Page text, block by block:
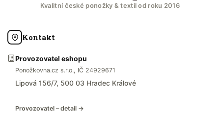
Kvalitní české ponožky & textil od roku 2016
Kontakt
Provozovatel eshopu
Ponožkovna.cz s.r.o., IČ 24929671
Lipová 156/7, 500 03 Hradec Králové
Provozovatel – detail →